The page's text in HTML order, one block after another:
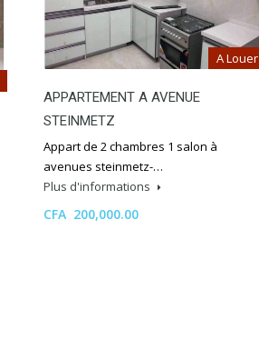
A Louer
APPARTEMENT A AVENUE
STEINMETZ
Appart de 2 chambres 1 salon à
avenues steinmetz-…
Plus d'informations
CFA 200,000.00